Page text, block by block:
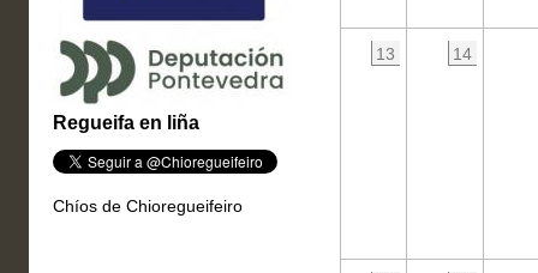
Regueifa en liña
Chíos de Chioregueifeiro
13 14